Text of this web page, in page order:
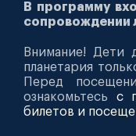
В программу
сопровождении
Внимание! Дети
планетария
Перед
ознакомьтесь с
билетов и